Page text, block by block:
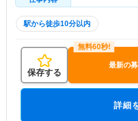
駅から徒歩10分以内
保存する
最新の
詳細